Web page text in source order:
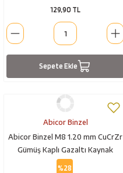
129,90 TL
Sepete Ekle
Abicor Binzel
Abicor Binzel M8 1.20 mm CuCrZr
Gümüş Kaplı Gazaltı Kaynak
Memesi
%28